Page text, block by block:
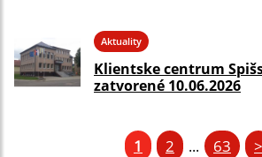
Aktuality
Klientske centrum
zatvorené 10.06.2026
1 2 ... 63 >